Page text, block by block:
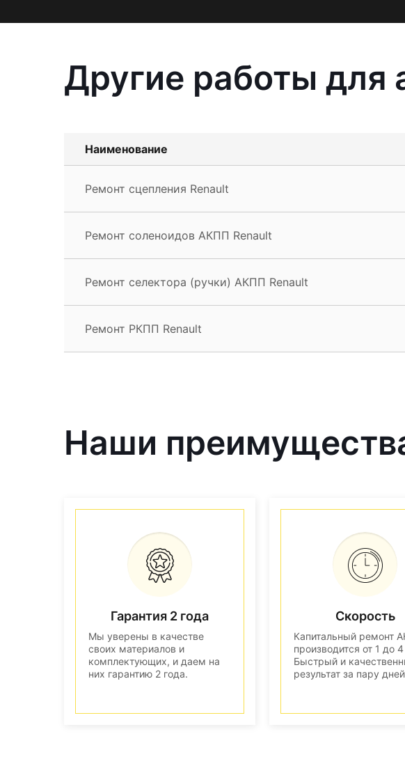
Другие работы для
Наименование
Ремонт сцепления Renault
Ремонт соленоидов АКПП Renault
Ремонт селектора (ручки) АКПП Renault
Ремонт РКПП Renault
Наши
Гарантия 2 года
Мы уверены в качестве
своих материалов и
комплектующих, и даем на
них гарантию 2 года.
Скорость
Капитальный ремонт
производится от 1 до
Быстрый и
результат за пару